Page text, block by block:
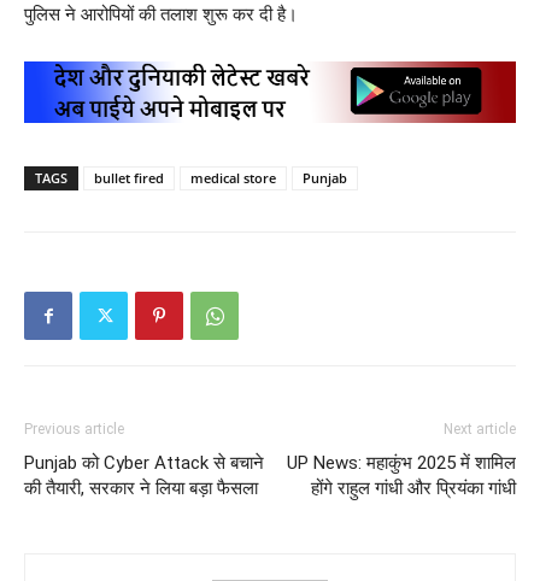
पुलिस ने आरोपियों की तलाश शुरू कर दी है।
TAGS bullet fired medical store Punjab
Previous article
Punjab को Cyber Attack से बचाने
की तैयारी, सरकार ने लिया बड़ा फैसला
Next article
UP News: महाकुंभ 2025 में शामिल
होंगे राहुल गांधी और प्रियंका गांधी